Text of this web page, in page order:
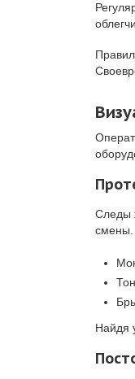
Следы
смены.
Найдя